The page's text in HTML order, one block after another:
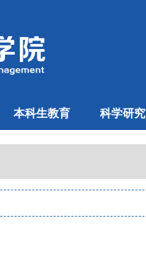
本科生教育 科学研究